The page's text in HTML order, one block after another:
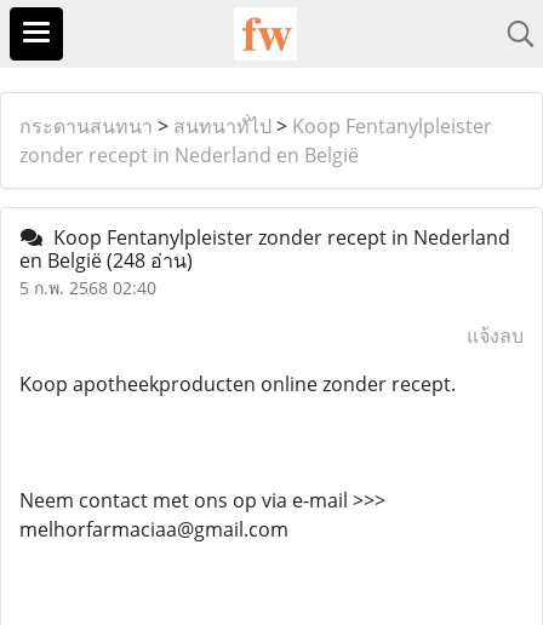
กระดานสนทนา > สนทนาทั่ไป > Koop Fentanylpleister
zonder recept in Nederland en België
Koop Fentanylpleister zonder recept in Nederland
en België(248 อ่าน)
5 ก.พ. 2568 02:40
แจ้งลบ
Koop apotheekproducten online zonder recept.
Neem contact met ons op via e-mail >>>
melhorfarmaciaa@gmail.com